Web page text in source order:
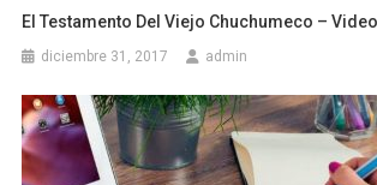
El Testamento Del Viejo Chuchumeco – Video
diciembre 31, 2017 admin